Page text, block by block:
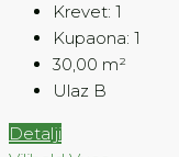
Krevet: 1
Kupaona: 1
30,00 m²
Ulaz B
Detalji